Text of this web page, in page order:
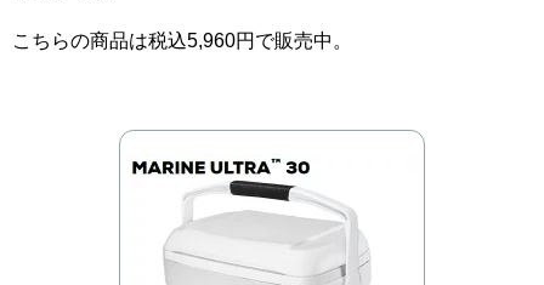
こちらの商品は税込5,960円で販売中。